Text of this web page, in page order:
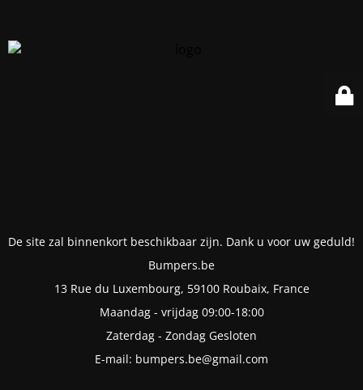
De site zal binnenkort beschikbaar zijn. Dank u voor uw geduld!
Bumpers.be
13 Rue du Luxembourg, 59100 Roubaix, France
Maandag - vrijdag 09:00-18:00
Zaterdag - Zondag Gesloten
E-mail: bumpers.be@gmail.com